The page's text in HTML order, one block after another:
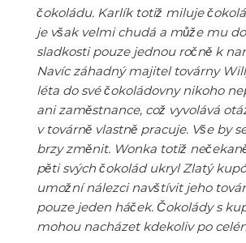
čokoládu. Karlík totiž miluje
je však velmi chudá a může mu
sladkosti pouze jednou ročně k
Navíc záhadný majitel továrny
léta do své čokoládovny nikoho
ani zaměstnance, což vyvolává
v továrně vlastně pracuje. Vše by
brzy změnit. Wonka totiž
pěti svých čokolád ukryl Zlatý
umožní nálezci navštívit jeho
pouze jeden háček. Čokolády s
mohou nacházet kdekoliv po